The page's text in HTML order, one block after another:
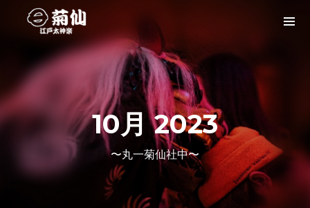
10月 2023
〜丸一菊仙社中〜